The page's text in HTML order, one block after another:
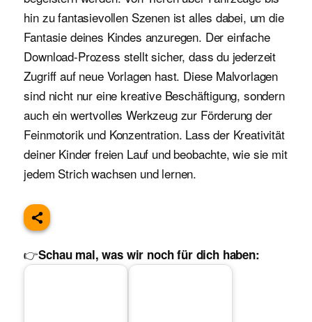
hin zu fantasievollen Szenen ist alles dabei, um die
Fantasie deines Kindes anzuregen. Der einfache
Download-Prozess stellt sicher, dass du jederzeit
Zugriff auf neue Vorlagen hast. Diese Malvorlagen
sind nicht nur eine kreative Beschäftigung, sondern
auch ein wertvolles Werkzeug zur Förderung der
Feinmotorik und Konzentration. Lass der Kreativität
deiner Kinder freien Lauf und beobachte, wie sie mit
jedem Strich wachsen und lernen.
👉Schau mal, was wir noch für dich haben: